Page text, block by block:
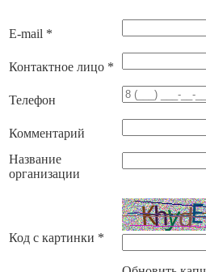
E-mail *
Контактное лицо *
Телефон
Комментарий
Название
организации
Код с картинки *